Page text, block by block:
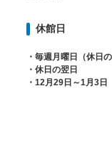
休館日
・毎週月曜日（休日
・休日の翌日
・12月29日～1月3日